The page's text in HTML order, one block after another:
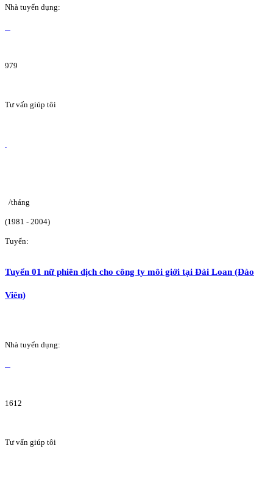
Nhà tuyển dụng:
979
Tư vấn giúp tôi
/tháng
(1981 - 2004)
Tuyển:
Tuyển 01 nữ phiên dịch cho công ty môi giới tại Đài Loan (Đào
Viên)
Nhà tuyển dụng:
1612
Tư vấn giúp tôi